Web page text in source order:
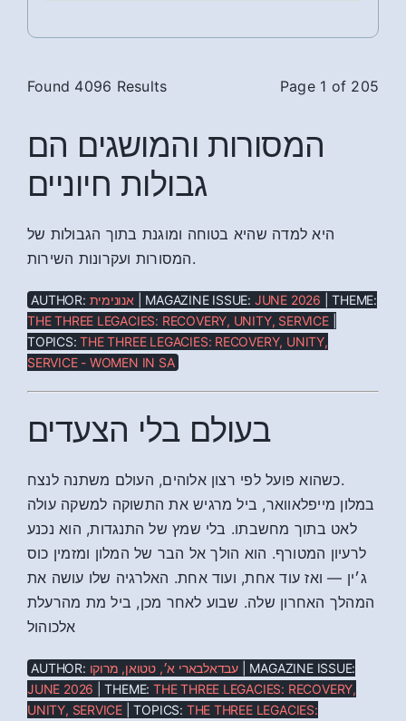
Found 4096 Results Page 1 of 205
המסורות והמושגים הם
גבולות חיוניים
היא למדה שהיא בטוחה ומוגנת בתוך הגבולות של
המסורות ועקרונות השירות.
AUTHOR: אנונימית | MAGAZINE ISSUE: JUNE 2026 | THEME:
THE THREE LEGACIES: RECOVERY, UNITY, SERVICE|
TOPICS:THE THREE LEGACIES: RECOVERY, UNITY,
SERVICE - WOMEN IN SA
בעולם בלי הצעדים
כשהוא פועל לפי רצון אלוהים, העולם משתנה לנצח.
במלון מייפלאוואר, ביל מרגיש את התשוקה למשקה עולה
לאט בתוך מחשבתו. בלי שמץ של התנגדות, הוא נכנע
לרעיון המטורף. הוא הולך אל הבר של המלון ומזמין כוס
ג׳ין — ואז עוד אחת, ועוד אחת. האלרגיה שלו עושה את
המהלך האחרון שלה. שבוע לאחר מכן, ביל מת מהרעלת
אלכוהול
AUTHOR: עבדאלבארי א׳, טטואן, מרוקו | MAGAZINE ISSUE:
JUNE 2026 | THEME:THE THREE LEGACIES: RECOVERY,
UNITY, SERVICE | TOPICS: THE THREE LEGACIES: